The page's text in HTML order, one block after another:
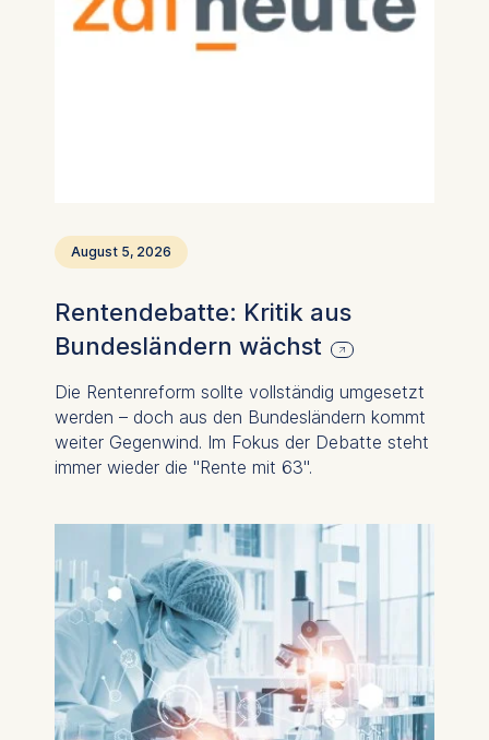
August 5, 2026
Rentendebatte: Kritik aus
Bundesländern wächst
Die Rentenreform sollte vollständig umgesetzt
werden – doch aus den Bundesländern kommt
weiter Gegenwind. Im Fokus der Debatte steht
immer wieder die "Rente mit 63".